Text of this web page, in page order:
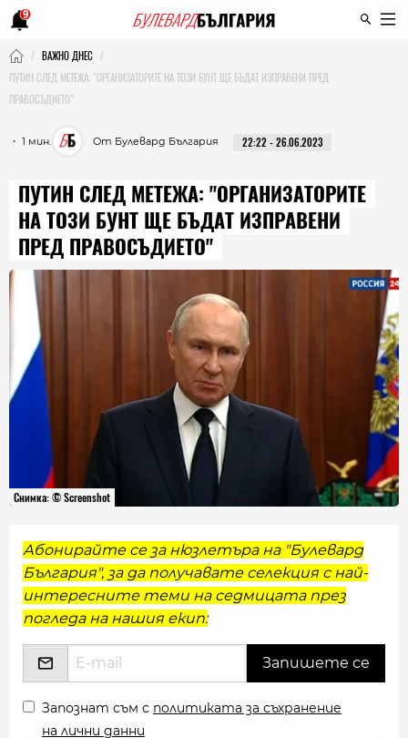
9
ВАЖНО ДНЕС
ПУТИН СЛЕД МЕТЕЖА: "ОРГАНИЗАТОРИТЕ НА ТОЗИ БУНТ ЩЕ БЪДАТ ИЗПРАВЕНИ ПРЕД
ПРАВОСЪДИЕТО"
・ 1 мин. От Булевард България 22:22 - 26.06.2023
ПУТИН СЛЕД МЕТЕЖА: "ОРГАНИЗАТОРИТЕ
НА ТОЗИ БУНТ ЩЕ БЪДАТ ИЗПРАВЕНИ
ПРЕД ПРАВОСЪДИЕТО"
Снимка: © Screenshot
Абонирайте се за нюзлетъра на "Булевард
България", за да получавате селекция с най-
интересните теми на седмицата през
погледа на нашия екип:
Запознат съм с политиката за съхранение
на лични данни